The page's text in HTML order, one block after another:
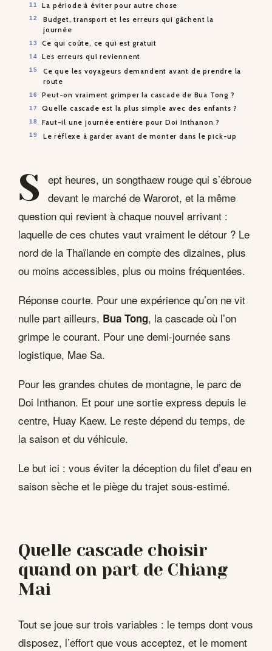
La période à éviter pour autre chose
Budget, transport et les erreurs qui gâchent la
journée
Ce qui coûte, ce qui est gratuit
Les erreurs qui reviennent
Ce que les voyageurs demandent avant de prendre la
route
Peut-on vraiment grimper la cascade de Bua Tong ?
Quelle cascade est la plus simple avec des enfants ?
Faut-il une journée entière pour Doi Inthanon ?
Le réflexe à garder avant de monter dans le pick-up
S
ept heures, un songthaew rouge qui s’ébroue
devant le marché de Warorot, et la même
question qui revient à chaque nouvel arrivant :
laquelle de ces chutes vaut vraiment le détour ? Le
nord de la Thaïlande en compte des dizaines, plus
ou moins accessibles, plus ou moins fréquentées.
Réponse courte. Pour une expérience qu’on ne vit
nulle part ailleurs, Bua Tong, la cascade où l’on
grimpe le courant. Pour une demi-journée sans
logistique, Mae Sa.
Pour les grandes chutes de montagne, le parc de
Doi Inthanon. Et pour une sortie express depuis le
centre, Huay Kaew. Le reste dépend du temps, de
la saison et du véhicule.
Le but ici : vous éviter la déception du filet d’eau en
saison sèche et le piège du trajet sous-estimé.
Quelle cascade choisir
quand on part de Chiang
Mai
Tout se joue sur trois variables : le temps dont vous
disposez, l’effort que vous acceptez, et le moment